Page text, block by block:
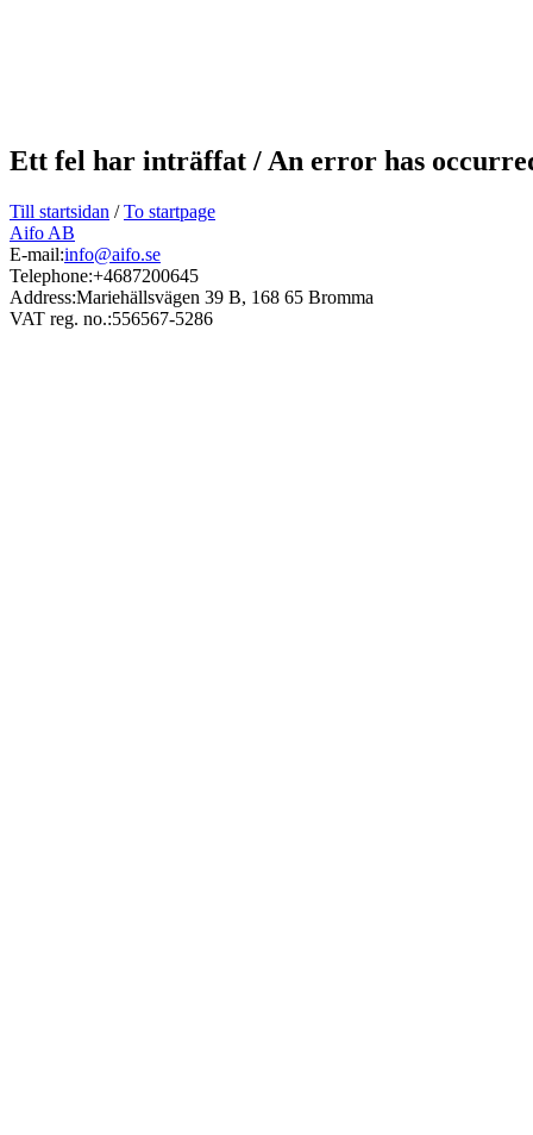
Ett fel har inträffat / An error has
Till startsidan /To startpage
Aifo AB
E-mail:info@aifo.se
Telephone:+4687200645
Address:Mariehällsvägen 39 B, 168 65 Bromma
VAT reg. no.:556567-5286